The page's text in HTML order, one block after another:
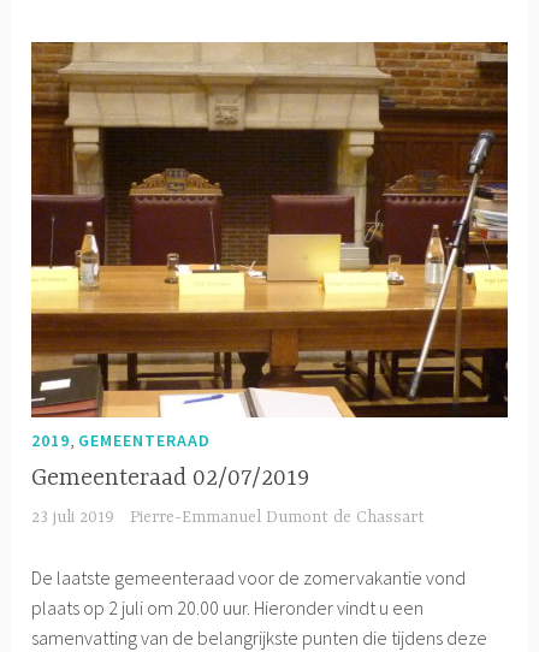
2019 GEMEENTERAAD
Gemeenteraad 02/07/2019
23 juli 2019 Pierre-Emmanuel Dumont de Chassart
De laatste gemeenteraad voor de zomervakantie vond
plaats op 2 juli om 20.00 uur. Hieronder vindt u een
samenvatting van de belangrijkste punten die tijdens deze